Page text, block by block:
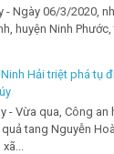
- Ngày 06/3/2020,
huyện Ninh
Hải triệt phá tụ
- Vừa qua, Công an
tang Nguyễn